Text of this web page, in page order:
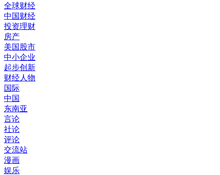
全球财经
中国财经
投资理财
房产
美国股市
中小企业
起步创新
财经人物
国际
中国
东南亚
言论
社论
评论
交流站
漫画
娱乐